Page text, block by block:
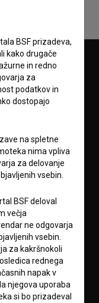
BSF prizadeva,
kako drugače
in redno
za
podatkov in
dostopajo
na spletne
nima vpliva
za delovanje
vsebin.
BSF deloval
večja
ne odgovarja
vsebin.
za kakršnokoli
rednega
napak v
njegova uporaba
si bo prizadeval